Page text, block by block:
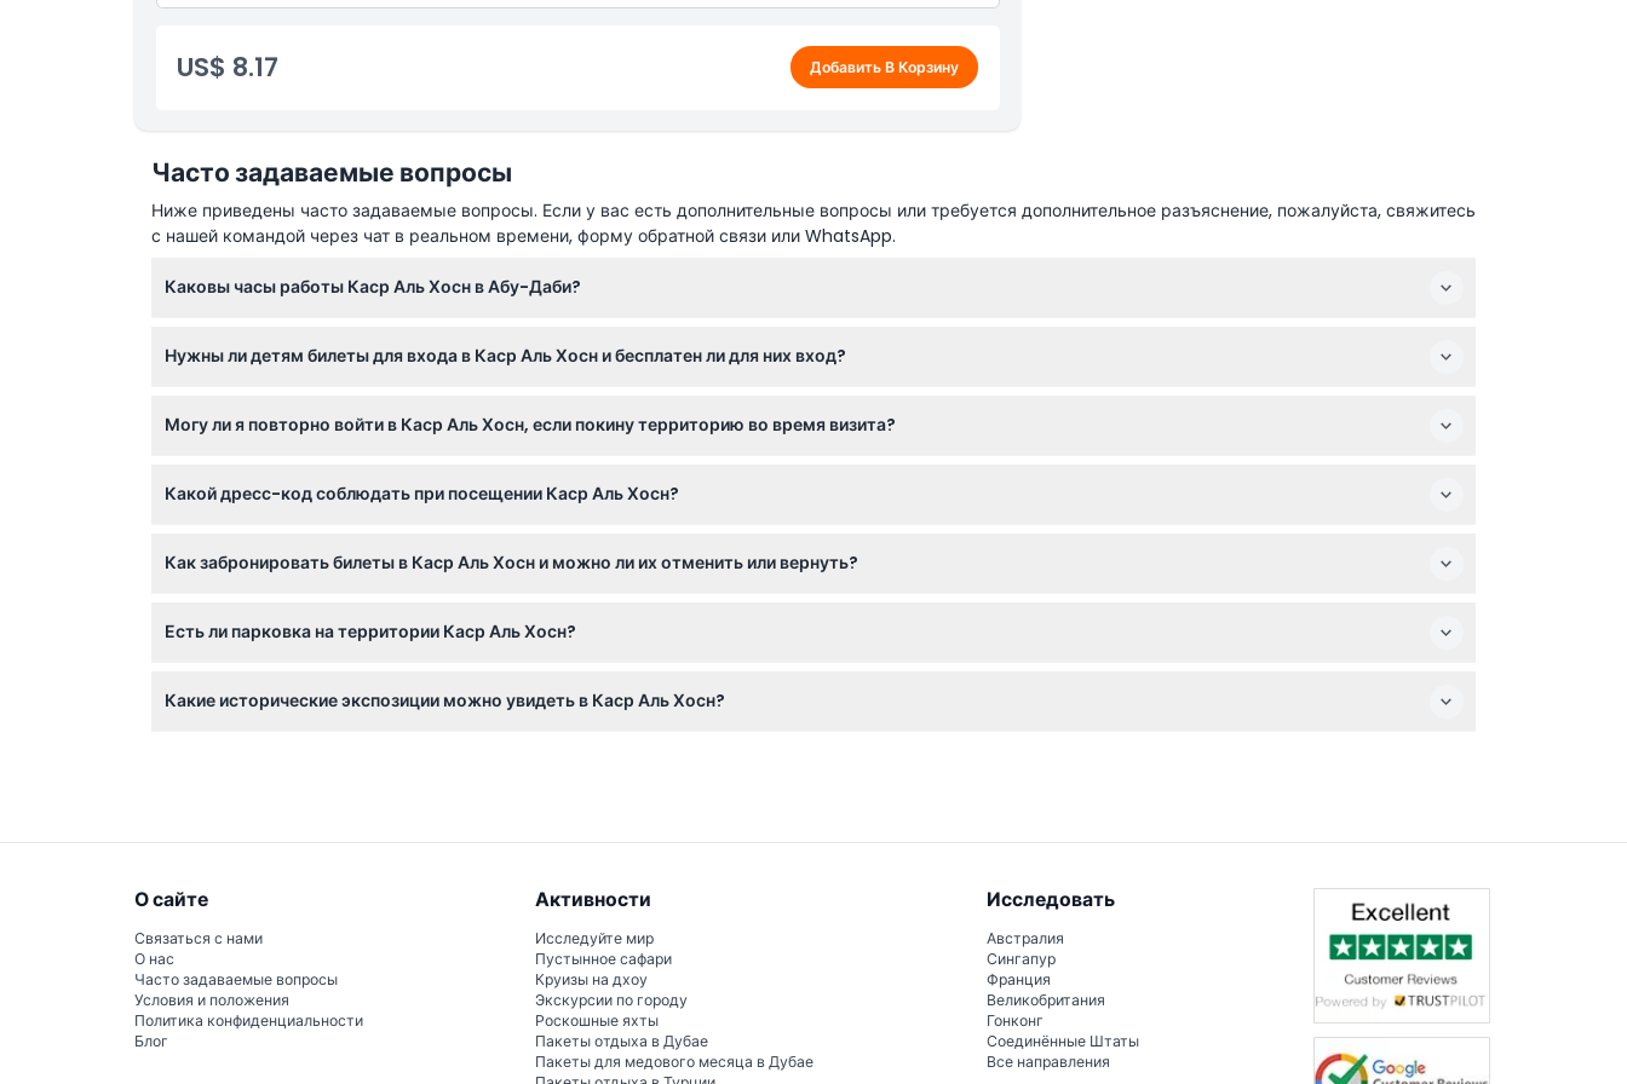
Вещи, которые нужно знать
Местоположение
Дресс-код
Политика отмены
US$ 8.17 Добавить В Корзину
Часто задаваемые вопросы
Ниже приведены часто задаваемые вопросы. Если у вас есть дополнительные вопросы или требуется дополнительное разъяснение, пожалуйста, свяжитесь
с нашей командой через чат в реальном времени, форму обратной связи или WhatsApp.
Каковы часы работы Каср Аль Хосн в Абу-Даби?
бронировании).
Нужны ли детям билеты для входа в Каср Аль Хосн и бесплатен ли для них вход?
Могу ли я повторно войти в Каср Аль Хосн, если покину территорию во время визита?
Какой дресс-код соблюдать при посещении Каср Аль Хосн?
Как забронировать билеты в Каср Аль Хосн и можно ли их отменить или вернуть?
передаче другим лицам.
Есть ли парковка на территории Каср Аль Хосн?
Культурного фонда.
Какие исторические экспозиции можно увидеть в Каср Аль Хосн?
О сайте
Связаться с нами
О нас
Часто задаваемые вопросы
Условия и положения
Политика конфиденциальности
Блог
Активности
Исследуйте мир
Пустынное сафари
Круизы на дхоу
Экскурсии по городу
Роскошные яхты
Пакеты отдыха в Дубае
Пакеты для медового месяца в Дубае
Исследовать
Австралия
Сингапур
Франция
Великобритания
Гонконг
Соединённые Штаты
Все направления